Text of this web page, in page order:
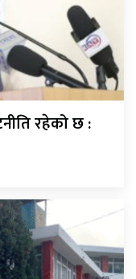
रहेको छ :